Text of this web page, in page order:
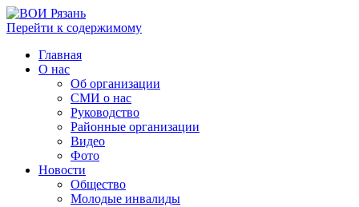
Перейти к содержимому
Главная
О нас
Об организации
СМИ о нас
Руководство
Районные организации
Видео
Фото
Новости
Общество
Молодые инвалиды